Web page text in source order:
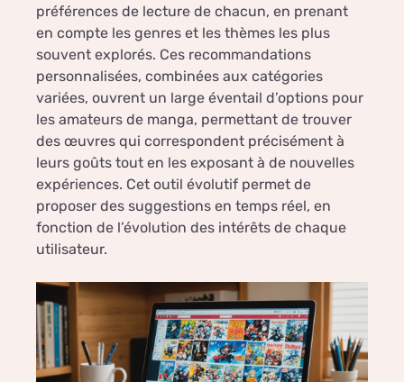
préférences de lecture de chacun, en prenant
en compte les genres et les thèmes les plus
souvent explorés. Ces recommandations
personnalisées, combinées aux catégories
variées, ouvrent un large éventail d’options pour
les amateurs de manga, permettant de trouver
des œuvres qui correspondent précisément à
leurs goûts tout en les exposant à de nouvelles
expériences. Cet outil évolutif permet de
proposer des suggestions en temps réel, en
fonction de l’évolution des intérêts de chaque
utilisateur.